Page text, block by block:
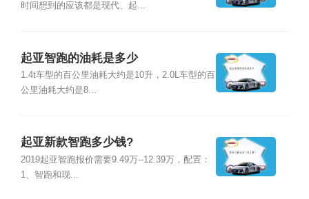
时间想到的应该都是现代、起...
起亚智跑的油耗是多少
1.4t车型的百公里油耗大约是10升，2.0L车型的百
公里油耗大约是8...
起亚新款智跑多少钱?
2019起亚智跑报价需要9.49万--12.39万，配置：
1、智跑和现...